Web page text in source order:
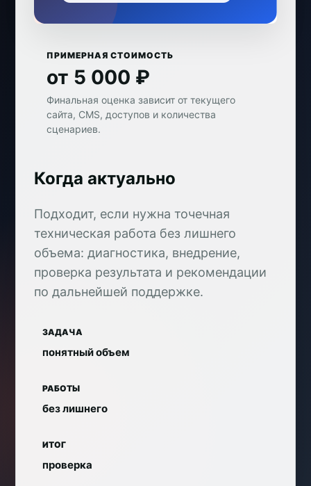
ПРИМЕРНАЯ СТОИМОСТЬ
от 5 000 ₽
Финальная оценка зависит от текущего
сайта, CMS, доступов и количества
сценариев.
Когда актуально
Подходит, если нужна точечная
техническая работа без лишнего
объема: диагностика, внедрение,
проверка результата и рекомендации
по дальнейшей поддержке.
ЗАДАЧА
понятный объем
РАБОТЫ
без лишнего
ИТОГ
проверка